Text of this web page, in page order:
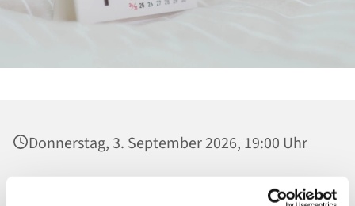
Donnerstag, 3. September 2026, 19:00 Uhr
St. Maria Magdalena, Kirche, Platanenstraße